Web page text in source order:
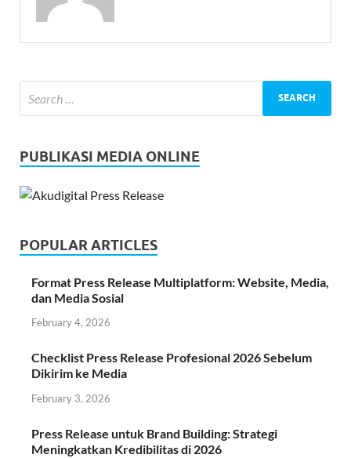
PUBLIKASI MEDIA ONLINE
POPULAR ARTICLES
Format Press Release Multiplatform: Website, Media,
dan Media Sosial
February 4, 2026
Checklist Press Release Profesional 2026 Sebelum
Dikirim ke Media
February 3, 2026
Press Release untuk Brand Building: Strategi
Meningkatkan Kredibilitas di 2026